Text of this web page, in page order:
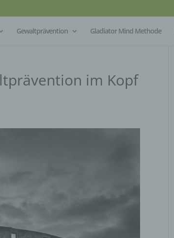
Gewaltprävention Gladiator Mind Methode
im Kopf